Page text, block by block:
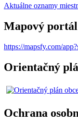
Aktuálne oznamy
Mapový portál
https://mapsfy.com/
Orientačný
Ochrana